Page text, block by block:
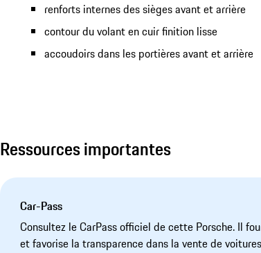
renforts internes des sièges avant et arrière
contour du volant en cuir finition lisse
accoudoirs dans les portières avant et arrière
Ressources importantes
Car-Pass
Consultez le CarPass officiel de cette Porsche. Il
et favorise la transparence dans la vente de